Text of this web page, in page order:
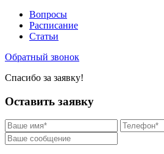
Вопросы
Расписание
Статьи
Обратный звонок
Спасибо за заявку!
Оставить заявку